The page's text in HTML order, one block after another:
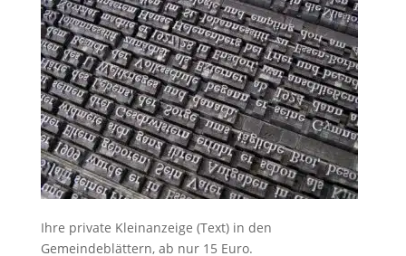
Ihre private Kleinanzeige (Text) in den
Gemeindeblättern, ab nur 15 Euro.